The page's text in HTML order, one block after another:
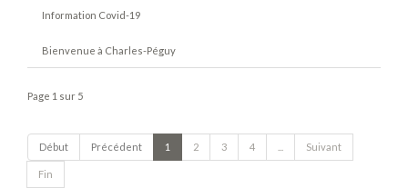
Information Covid-19
Bienvenue à Charles-Péguy
Page 1 sur 5
Début Précédent 1 2 3 4 Suivant
Fin